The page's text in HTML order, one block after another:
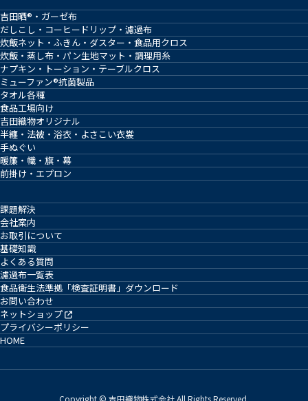
吉田晒®・ガーゼ布
だしこし・コーヒードリップ・濾過布
炊飯ネット・ふきん・ダスター・食品用クロス
炊飯・蒸し布・パン生地マット・調理用糸
ナプキン・トーション・テーブルクロス
ミューファン®抗菌製品
タオル各種
食品工場向け
吉田織物オリジナル
半纏・法被・浴衣・よさこい衣裳
手ぬぐい
暖簾・幟・旗・幕
前掛け・エプロン
課題解決
会社案内
お取引について
基礎知識
よくある質問
濾過布一覧表
食品衛生法準拠「検査証明書」ダウンロード
お問い合わせ
ネットショップ
プライバシーポリシー
HOME
Copyright © 吉田織物株式会社 All Rights Reserved.